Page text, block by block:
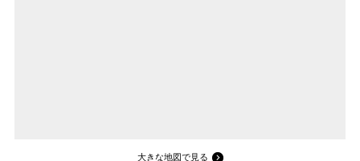
大きな地図で見る